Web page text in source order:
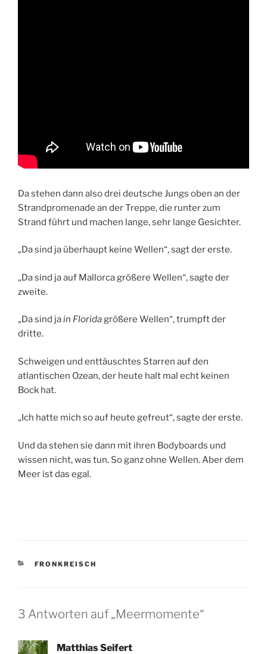
Da stehen dann also drei deutsche Jungs oben an der
Strandpromenade an der Treppe, die runter zum
Strand führt und machen lange, sehr lange Gesichter.
„Da sind ja überhaupt keine Wellen“, sagt der erste.
„Da sind ja auf Mallorca größere Wellen“, sagte der
zweite.
„Da sind jain Floridagrößere Wellen“, trumpft der
dritte.
Schweigen und enttäuschtes Starren auf den
atlantischen Ozean, der heute halt mal echt keinen
Bock hat.
„Ich hatte mich so auf heute gefreut“, sagte der erste.
Und da stehen sie dann mit ihren Bodyboards und
wissen nicht, was tun. So ganz ohne Wellen. Aber dem
Meer ist das egal.
KATEGORIEN
FRONKREISCH
3 Antworten auf „Meermomente“
Matthias Seifert